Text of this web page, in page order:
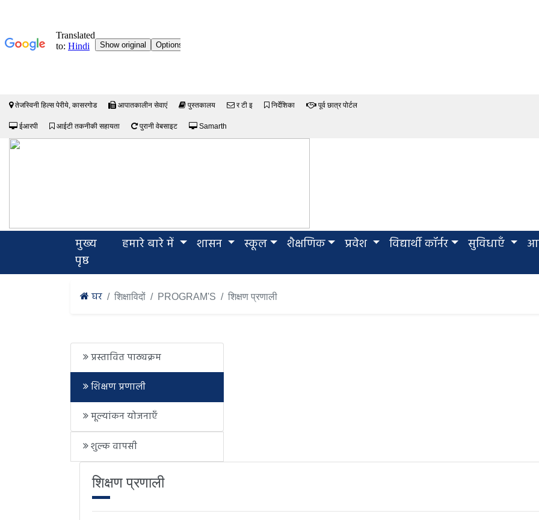
तेजस्विनी हिल्स पेरीये, कासरगोड आपातकालीन सेवाएं पुस्तकालय र टी इ निर्देशिका पूर्व छात्र पोर्टल
ईआरपी आईटी तकनीकी सहायता पुरानी वेबसाइट Samarth
मुख्य
पृष्ठ(current)
हमारे बारे में शासन स्कूल शैक्षणिक प्रवेश विद्यार्थी कॉर्नर सुविधाएँ
घर शिक्षाविदों PROGRAM'S शिक्षण प्रणाली
प्रस्तावित पाठ्यक्रम
शिक्षण प्रणाली
मूल्यांकन योजनाएँ
शुल्क वापसी
शिक्षण प्रणाली